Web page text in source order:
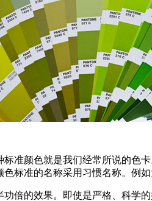
准颜色就是我们经常所说的色
标准的名称采用习惯名称。例如
倍的效果。即使是严格、科